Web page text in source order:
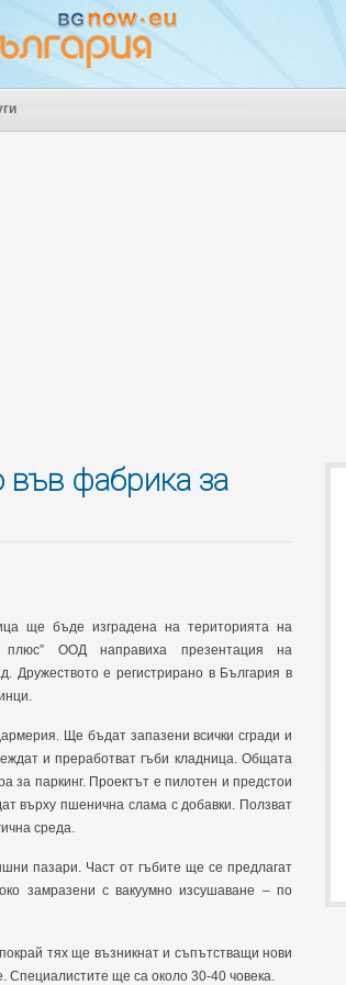
във фабрика за
ще бъде изградена на територията на
плюс” ООД направиха презентация на
Дружеството е регистрирано в България в
Ще бъдат запазени всички сгради и
и преработват гъби кладница. Общата
за паркинг. Проектът е пилотен и предстои
върху пшенична слама с добавки. Ползват
среда.
пазари. Част от гъбите ще се предлагат
замразени с вакуумно изсушаване – по
тях ще възникнат и съпътстващи нови
Специалистите ще са около 30-40 човека.